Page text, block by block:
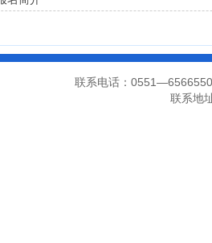
联系电话：
联系地